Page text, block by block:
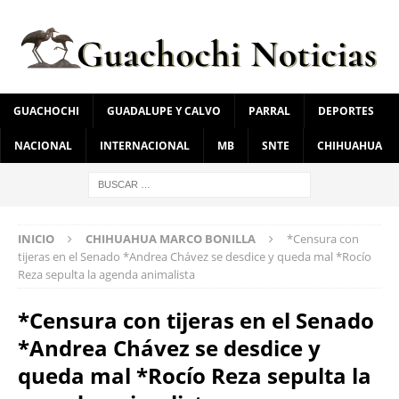
GUACHOCHI GUADALUPE Y CALVO PARRAL DEPORTES
NACIONAL INTERNACIONAL MB SNTE CHIHUAHUA
INICIO CHIHUAHUA MARCO BONILLA
*Censura con
tijeras en el Senado *Andrea Chávez se desdice y queda mal *Rocío
Reza sepulta la agenda animalista
*Censura con tijeras en el Senado
*Andrea Chávez se desdice y
queda mal *Rocío Reza sepulta la